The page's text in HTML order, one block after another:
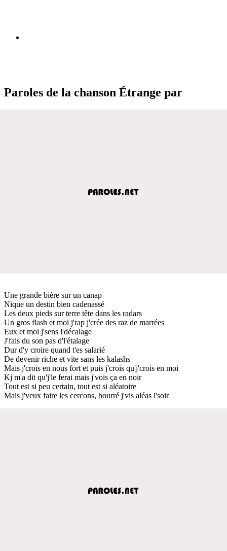
Paroles de la chanson Étrange par
Une grande bière sur un canap
Nique un destin bien cadenassé
Les deux pieds sur terre tête dans les radars
Un gros flash et moi j'rap j'crée des raz de marrées
Eux et moi j'sens l'décalage
J'fais du son pas d'l'étalage
Dur d'y croire quand t'es salarié
De devenir riche et vite sans les kalashs
Mais j'crois en nous fort et puis j'crois qu'j'crois en moi
Kj m'a dit qu'j'le ferai mais j'vois ça en noir
Tout est si peu certain, tout est si aléatoire
Mais j'veux faire les cercons, bourré j'vis aléas l'soir